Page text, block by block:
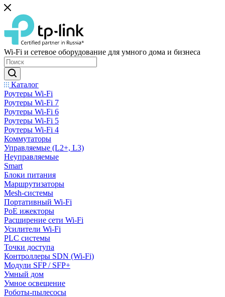
Wi-Fi и сетевое оборудование для умного дома и бизнеса
Каталог
Роутеры Wi-Fi
Роутеры Wi-Fi 7
Роутеры Wi-Fi 6
Роутеры Wi-Fi 5
Роутеры Wi-Fi 4
Коммутаторы
Управляемые (L2+, L3)
Неуправляемые
Smart
Блоки питания
Маршрутизаторы
Mesh-системы
Портативный Wi-Fi
PoE ижекторы
Расширение сети Wi‑Fi
Усилители Wi-Fi
PLC системы
Точки доступа
Контроллеры SDN (Wi-Fi)
Модули SFP / SFP+
Умный дом
Умное освещение
Роботы-пылесосы